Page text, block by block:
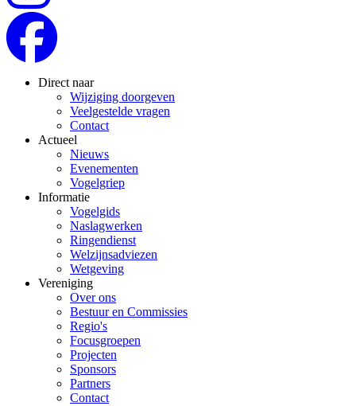
Direct naar
Wijziging doorgeven
Veelgestelde vragen
Contact
Actueel
Nieuws
Evenementen
Vogelgriep
Informatie
Vogelgids
Naslagwerken
Ringendienst
Welzijnsadviezen
Wetgeving
Vereniging
Over ons
Bestuur en Commissies
Regio's
Focusgroepen
Projecten
Sponsors
Partners
Contact